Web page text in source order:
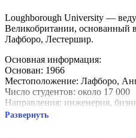
Loughborough University —
Великобритании, основанный
Лафборо, Лестершир.
Основная информация:
Основан: 1966
Местоположение: Лафборо,
Число студентов: около 17 000
Направления: инженерия,
социальные науки
Развернуть